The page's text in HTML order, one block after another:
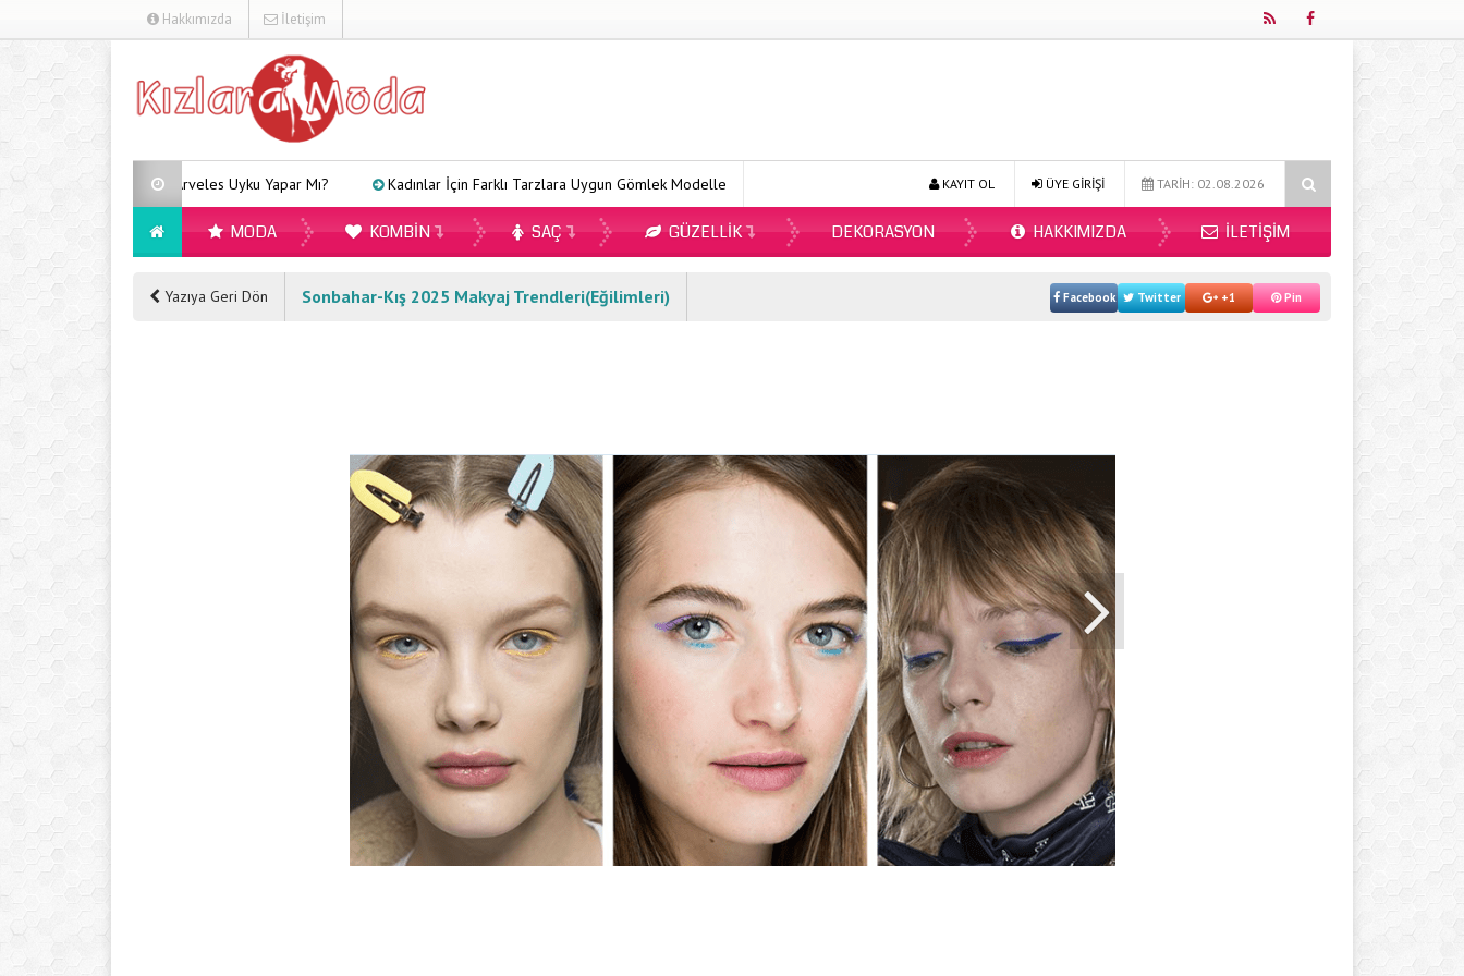
Hakkımızda İletişim
Arveles Uyku Yapar Mı? Kadınlar İçin Farklı Tarzlara Uygun Gömlek Modelleri Ecopirin Reçetesiz Alınır Mı 2026? Online Diyetisyen ile Sağlıklı Beslenmenin Yeni Adresi: Fitdiyet.net
TARİH: 02.08.2026
ÜYE GİRİŞİ
KAYIT OL
MODA KOMBIN SAÇ GÜZELLIK DEKORASYON HAKKIMIZDA İLETIŞIM
Yazıya Geri Dön Sonbahar-Kış 2025 Makyaj Trendleri(Eğilimleri) Facebook Twitter +1 Pin